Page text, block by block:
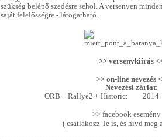
szükség belépő szedésre sehol. A versenyen
saját felelősségre - látogatható.
>> versenykiírás
>> on-line nevezés
Nevezési zárlat:
ORB + Rallye2 + Historic:
>> facebook
( csatlakozz Te is, és hívd meg